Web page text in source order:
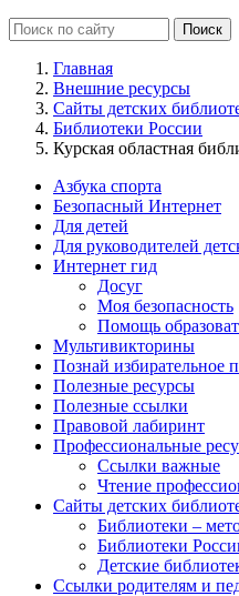
Главная
Внешние ресурсы
Сайты детских
Библиотеки России
Курская областная
Азбука спорта
Безопасный Интернет
Для детей
Для руководителей
Интернет гид
Досуг
Моя безопасность
Помощь
Мультивикторины
Познай избирательное
Полезные ресурсы
Полезные ссылки
Правовой лабиринт
Профессиональные
Ссылки важные
Чтение
Сайты детских
Библиотеки –
Библиотеки
Детские
Ссылки родителям и